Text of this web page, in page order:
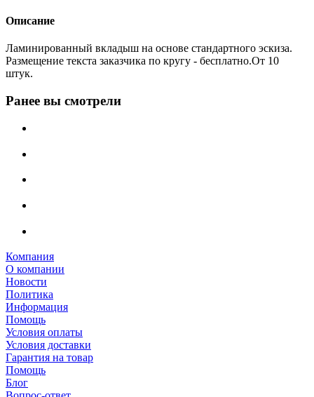
Описание
Ламинированный вкладыш на основе стандартного эскиза.
Размещение текста заказчика по кругу - бесплатно.От 10
штук.
Ранее вы смотрели
Компания
О компании
Новости
Политика
Информация
Помощь
Условия оплаты
Условия доставки
Гарантия на товар
Помощь
Блог